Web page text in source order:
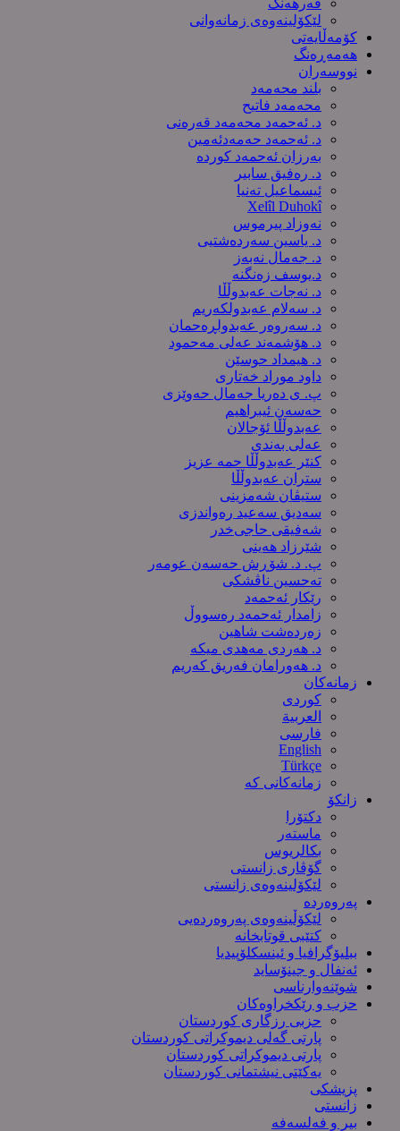
لێکۆلینەوەی زمانەوانی
کۆمەڵایەتی
هەمەڕەنگ
نووسەران
بلند محەمەد
محەمەد فاتیح
د. ئەحمەد محەمەد قەرەنی
د. ئەحمەد حەمەدئەمین
بەرزان ئەحمەد کورده
د. رەفیق سابیر
ئیسماعیل تەنیا
Xelîl Duhokî
نەوزاد پیرموس
د. یاسین سەردەشتیی
د. جەمال نەبەز
د.یوسف زه‌نگنه‌
د. نەجات عەبدوڵڵا
د. سەلام عەبدولكەریم
د. سەروەر عەبدولڕەحمان
د. هۆشمەند عەلی مەحمود
د. هیمداد حوسێن
داود موراد خەتاری
پ. ی دەریا جەمال حەوێزی
حەسەن ئیبراهیم
عەبدوڵڵا ئۆجالان
عەلی بەندی
کنێر عەبدوڵڵا حمە عزیز
ستران عەبدوڵڵا
ستیڤان شەمزینی
سەدیق سەعید رەواندزی
شه‌فیقی حاجی‌خدر
شێرزاد هەینی
پ. د. شۆڕش حەسەن عومەر
تەحسین ناڤشکی
رێکار ئەحمەد
زامدار ئەحمەد رەسووڵ
زه‌رده‌شت شاهین
د. هەردی مەهدی میکە
د. هەورامان فەریق كەریم
زمانەکان
کوردی
العربیة
فارسی
English
Türkçe
زمانەکانی کە
زانکۆ
دکتۆرا
ماستەر
بکالریوس
گۆڤاری زانستی
لێکۆلینەوەی زانستی
پەروەردە
لێکۆڵینەوەی پەروەردەیی
کتێبی قوتابخانە
ببلیۆگرافیا و ئینسکلۆپیدیا
ئەنفال و جینۆساید
شوێنەوارناسی
حزب و رێکخراوەکان
حزبی رزگاری کوردستان
پارتی گەلی دیموکراتی کوردستان
پارتی دیموکراتی کوردستان
یەکێتی نیشتمانی کوردستان
پزیشکی
زانستی
بیر و فەلسەفە